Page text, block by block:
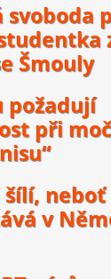
svoboda
Šmouly
požadují
při
v